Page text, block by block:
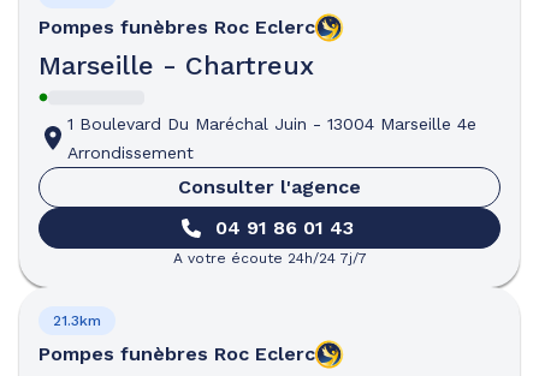
Pompes funèbres Roc Eclerc
Marseille - Chartreux
1 Boulevard Du Maréchal Juin - 13004 Marseille 4e
Arrondissement
Consulter l'agence
04 91 86 01 43
A votre écoute 24h/24 7j/7
Pompes funèbres Roc Eclerc
21.3km